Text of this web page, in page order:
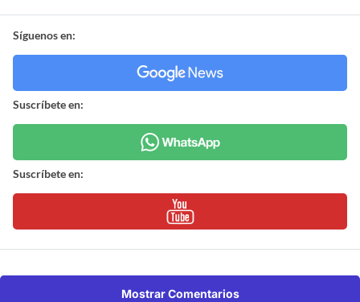
Síguenos en:
Suscríbete en:
Suscríbete en:
Mostrar Comentarios